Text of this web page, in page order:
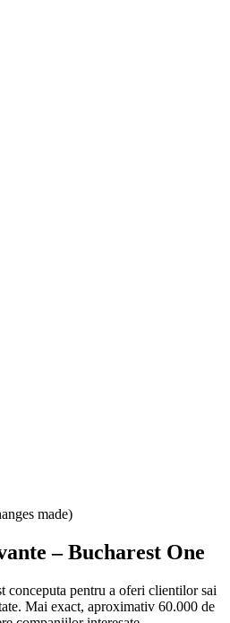
made)
– Bucharest One
conceputa pentru a oferi clientilor sai
Mai exact, aproximativ 60.000 de